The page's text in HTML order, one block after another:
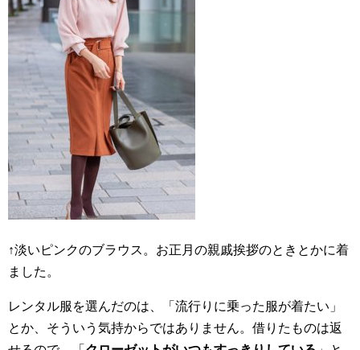
↑淡いピンクのブラウス。お正月の親戚挨拶のときとかに着
ました。
レンタル服を選んだのは、「流行りに乗った服が着たい」
とか、そういう気持からではありません。借りたものは返